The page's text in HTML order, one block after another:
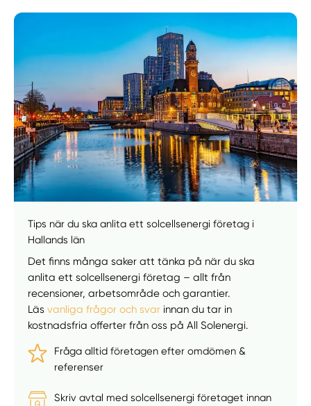
Få hjälp
Välj tillvägagångssätt
Tips när du ska anlita ett solcellsenergi företag i
Hallands län
Det finns många saker att tänka på när du ska
anlita ett solcellsenergi företag – allt från
recensioner, arbetsområde och garantier.
Läsvanliga frågor och svar innan du tar in
kostnadsfria offerter från oss på All Solenergi.
Fråga alltid företagen efter omdömen &
referenser
Skriv avtal med solcellsenergi företaget innan